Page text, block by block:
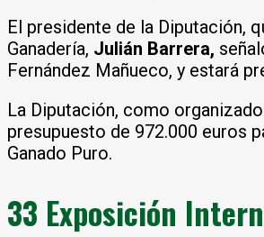
El presidente de la Diputación,
Ganadería, Julián Barrera,
Fernández Mañueco, y estará
La Diputación, como
presupuesto de 972.000 euros
Ganado Puro.
33 Exposición